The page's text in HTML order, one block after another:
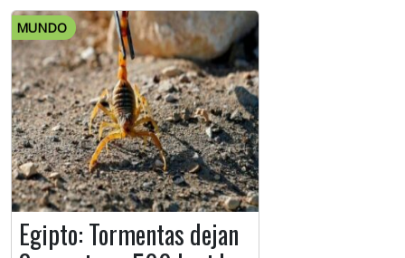
MUNDO
Egipto: Tormentas dejan